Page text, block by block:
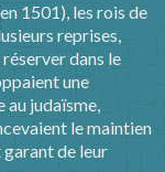
1501), les rois de
reprises,
dans le
une
au judaïsme,
le maintien
de leur